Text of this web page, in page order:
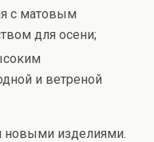
с матовым
для осени;
и ветреной
новыми изделиями.